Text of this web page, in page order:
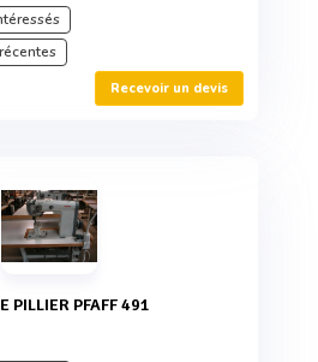
Recevoir un devis
PILLIER PFAFF 491